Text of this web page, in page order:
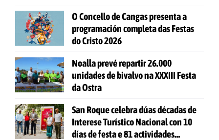
O Concello de Cangas presenta a
programación completa das Festas
do Cristo 2026
Noalla prevé repartir 26.000
unidades de bivalvo na XXXIII Festa
da Ostra
San Roque celebra dúas décadas de
Interese Turístico Nacional con 10
días de festa e 81 actividades